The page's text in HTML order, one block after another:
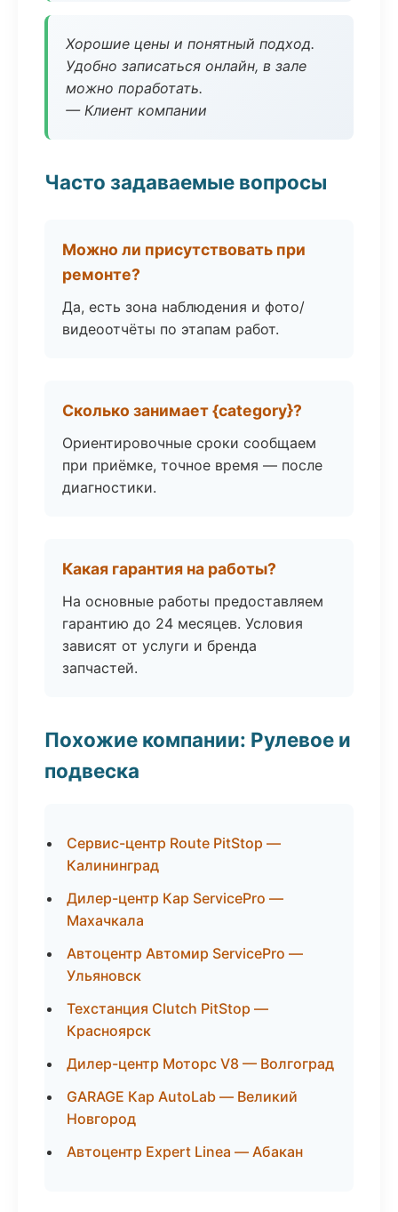
Хорошие цены и понятный подход.
Удобно записаться онлайн, в зале
можно поработать.
— Клиент компании
Часто задаваемые вопросы
Можно ли присутствовать при
ремонте?
Да, есть зона наблюдения и фото/
видеоотчёты по этапам работ.
Сколько занимает {category}?
Ориентировочные сроки сообщаем
при приёмке, точное время — после
диагностики.
Какая гарантия на работы?
На основные работы предоставляем
гарантию до 24 месяцев. Условия
зависят от услуги и бренда
запчастей.
Похожие компании: Рулевое и
подвеска
Сервис-центр Route PitStop —
Калининград
Дилер-центр Кар ServicePro —
Махачкала
Автоцентр Автомир ServicePro —
Ульяновск
Техстанция Clutch PitStop —
Красноярск
Дилер-центр Моторс V8 — Волгоград
GARAGE Кар AutoLab — Великий
Новгород
Автоцентр Expert Linea — Абакан